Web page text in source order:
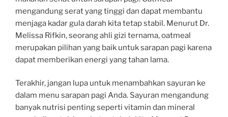
mengandung serat yang tinggi dan dapat membantu
menjaga kadar gula darah kita tetap stabil. Menurut Dr.
Melissa Rifkin, seorang ahli gizi ternama, oatmeal
merupakan pilihan yang baik untuk sarapan pagi karena
dapat memberikan energi yang tahan lama.
Terakhir, jangan lupa untuk menambahkan sayuran ke
dalam menu sarapan pagi Anda. Sayuran mengandung
banyak nutrisi penting seperti vitamin dan mineral